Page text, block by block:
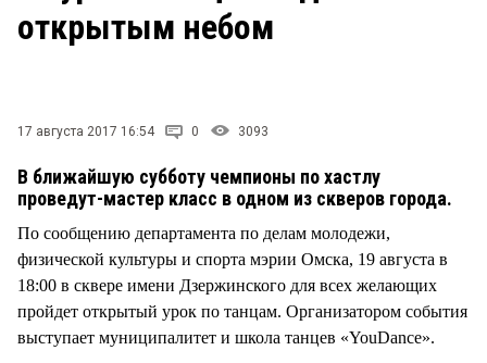
НОВОСТИ КОМПАНИЙ
открытым небом
17 августа 2017 16:54 0 3093
В ближайшую субботу чемпионы по хастлу
проведут-мастер класс в одном из скверов города.
По сообщению департамента по делам молодежи,
физической культуры и спорта мэрии Омска, 19 августа в
18:00 в сквере имени Дзержинского для всех желающих
пройдет открытый урок по танцам. Организатором события
выступает муниципалитет и школа танцев «YouDance».